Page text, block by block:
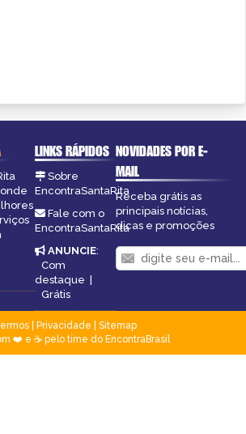
LINKS RÁPIDOS
Sobre
EncontraSantaRita
Fale com o
EncontraSantaRita
ANUNCIE:
Com
destaque
Grátis
NOVIDADES POR E-
MAIL
Receba grátis as
principais notícias,
dicas e promoções
| Privacidade
Sitemap
❤️ e ☕ pelo time do EncontraBrasil